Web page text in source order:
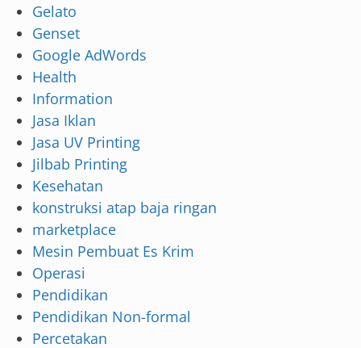
Gelato
Genset
Google AdWords
Health
Information
Jasa Iklan
Jasa UV Printing
Jilbab Printing
Kesehatan
konstruksi atap baja ringan
marketplace
Mesin Pembuat Es Krim
Operasi
Pendidikan
Pendidikan Non-formal
Percetakan